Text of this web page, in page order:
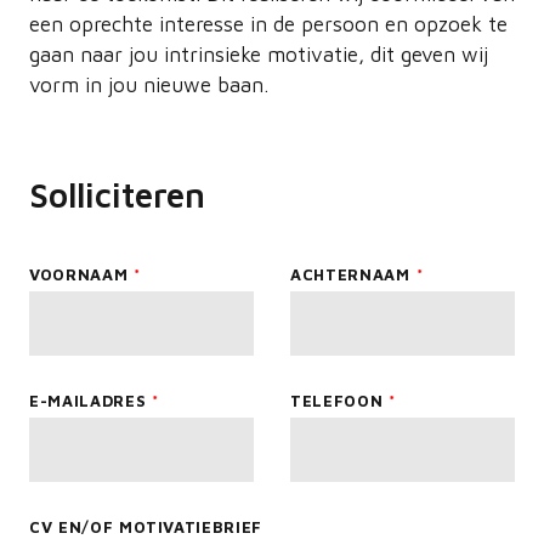
een oprechte interesse in de persoon en opzoek te
gaan naar jou intrinsieke motivatie, dit geven wij
vorm in jou nieuwe baan.
Solliciteren
this
VOORNAAM ACHTERNAAM
E-MAILADRES TELEFOON
CV EN/OF MOTIVATIEBRIEF